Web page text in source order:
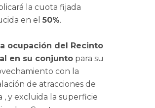
la cuota fijada
en el50%.
ocupación del Recinto
en su conjunto para su
con la
de atracciones de
, y excluida la superficie